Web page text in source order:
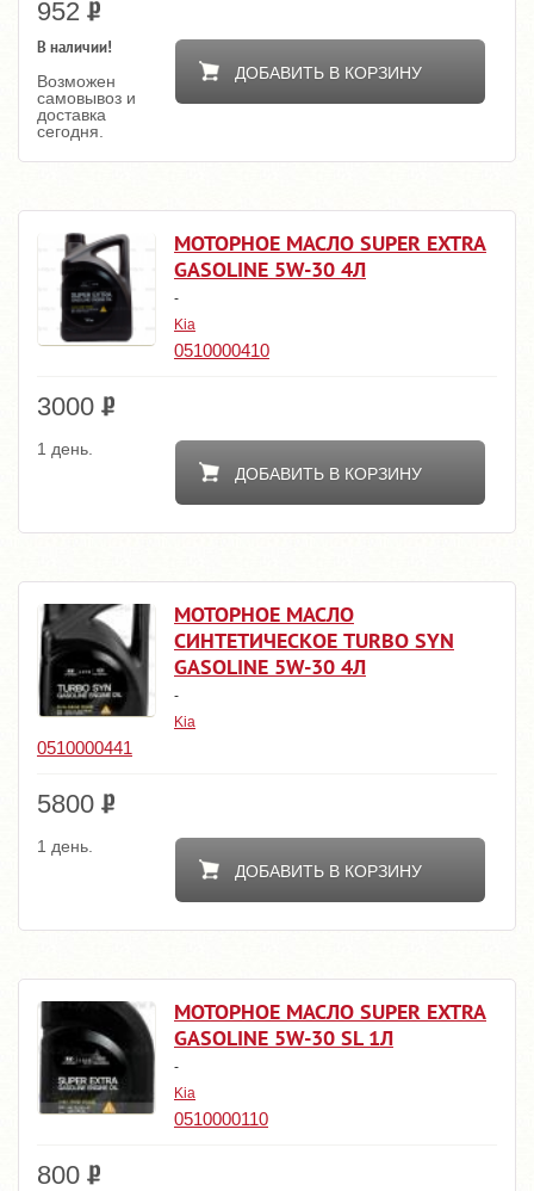
952
ДОБАВИТЬ В КОРЗИНУ
В наличии!
Возможен
самовывоз и
доставка
сегодня.
МОТОРНОЕ МАСЛО SUPER EXTRA
GASOLINE 5W-30 4Л
-
Kia
0510000410
3000
ДОБАВИТЬ В КОРЗИНУ
1 день.
МОТОРНОЕ МАСЛО
СИНТЕТИЧЕСКОЕ TURBO SYN
GASOLINE 5W-30 4Л
-
Kia
0510000441
5800
ДОБАВИТЬ В КОРЗИНУ
1 день.
МОТОРНОЕ МАСЛО SUPER EXTRA
GASOLINE 5W-30 SL 1Л
-
Kia
0510000110
800